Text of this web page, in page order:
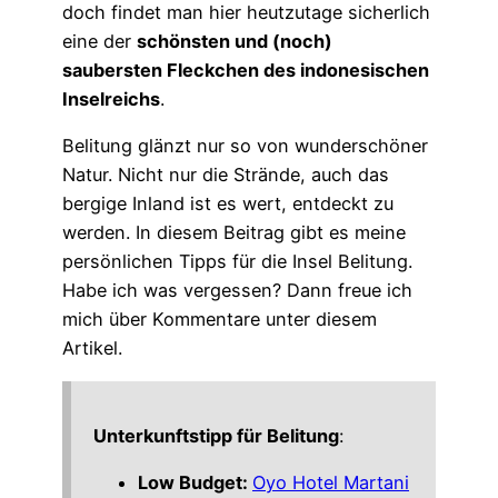
doch findet man hier heutzutage sicherlich
eine der schönsten und (noch)
saubersten Fleckchen des indonesischen
Inselreichs.
Belitung glänzt nur so von wunderschöner
Natur. Nicht nur die Strände, auch das
bergige Inland ist es wert, entdeckt zu
werden. In diesem Beitrag gibt es meine
persönlichen Tipps für die Insel Belitung.
Habe ich was vergessen? Dann freue ich
mich über Kommentare unter diesem
Artikel.
Unterkunftstipp für Belitung:
Low Budget: Oyo Hotel Martani